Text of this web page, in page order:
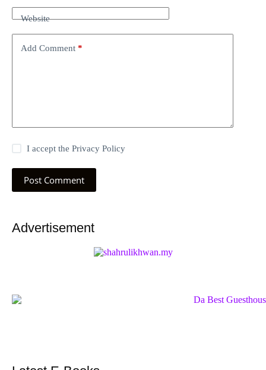
Website
Add Comment *
I accept thePrivacy Policy
Post Comment
Advertisement